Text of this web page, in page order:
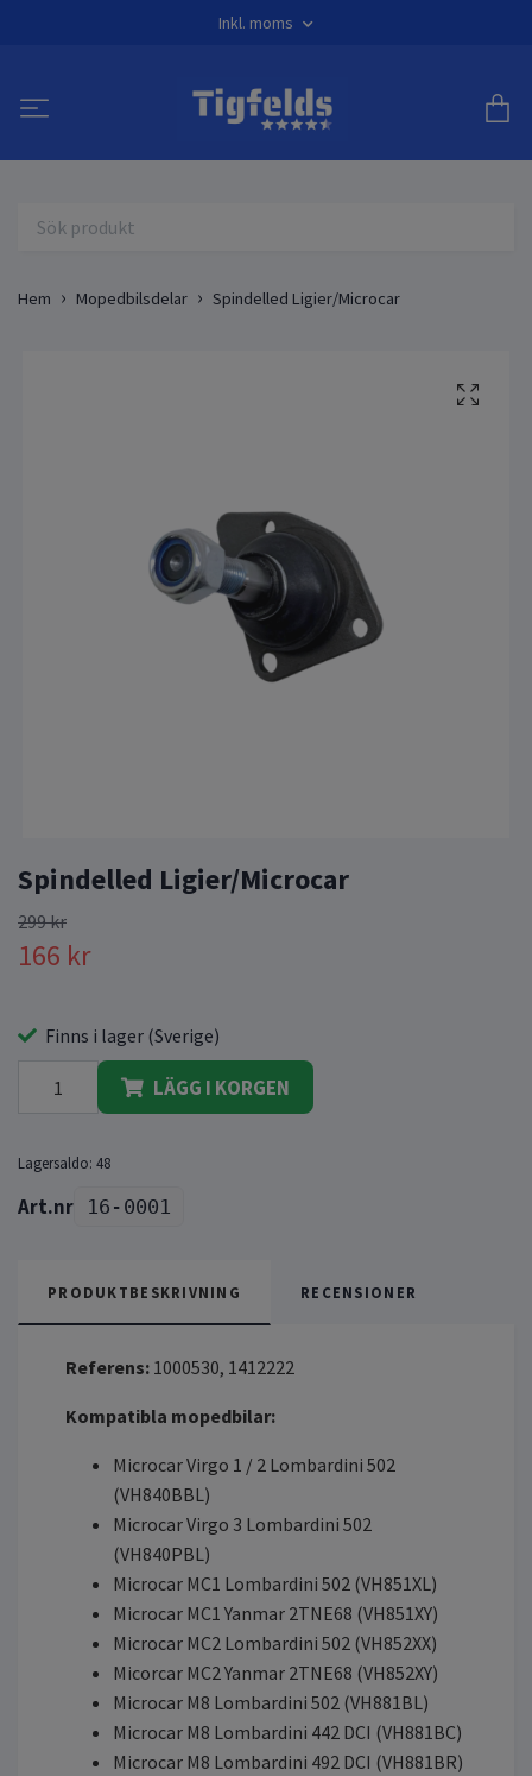
Inkl. moms
Hem Mopedbilsdelar Spindelled Ligier/Microcar
Spindelled Ligier/Microcar
299 kr
166 kr
Finns i lager (Sverige)
LÄGG I KORGEN
Lagersaldo: 48
16-0001
PRODUKTBESKRIVNING RECENSIONER
Referens: 1000530, 1412222
Kompatibla mopedbilar:
Microcar Virgo 1 / 2 Lombardini 502
(VH840BBL)
Microcar Virgo 3 Lombardini 502
(VH840PBL)
Microcar MC1 Lombardini 502 (VH851XL)
Microcar MC1 Yanmar 2TNE68 (VH851XY)
Microcar MC2 Lombardini 502 (VH852XX)
Micorcar MC2 Yanmar 2TNE68 (VH852XY)
Microcar M8 Lombardini 502 (VH881BL)
Microcar M8 Lombardini 442 DCI (VH881BC)
Microcar M8 Lombardini 492 DCI (VH881BR)